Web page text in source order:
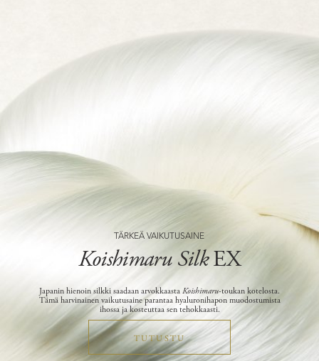
TÄRKEÄ VAIKUTUSAINE
Koishimaru SilkEX
Japanin hienoin silkki saadaan arvokkaasta Koishimaru-toukan kotelosta.
Tämä harvinainen vaikutusaine parantaa hyaluronihapon muodostumista
ihossa ja kosteuttaa sen tehokkaasti.
TUTUSTU